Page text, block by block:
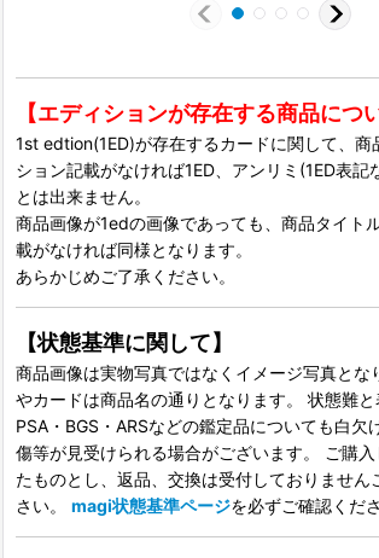
【エディションが存在する商品につ
1st edtion(1ED)が存在するカードに関して、商
ション記載がなければ1ED、アンリミ(1ED表記
とは出来ません。
商品画像が1edの画像であっても、商品タイト
載がなければ同様となります。
あらかじめご了承ください。
【状態基準に関して】
商品画像は実物写真ではなくイメージ写真とな
やカードは商品名の通りとなります。 状態難
PSA・BGS・ARSなどの鑑定品についても白欠
傷等が見受けられる場合がございます。 ご購
たものとし、返品、交換は受付しておりません
さい。 magi状態基準ページを必ずご確認くだ